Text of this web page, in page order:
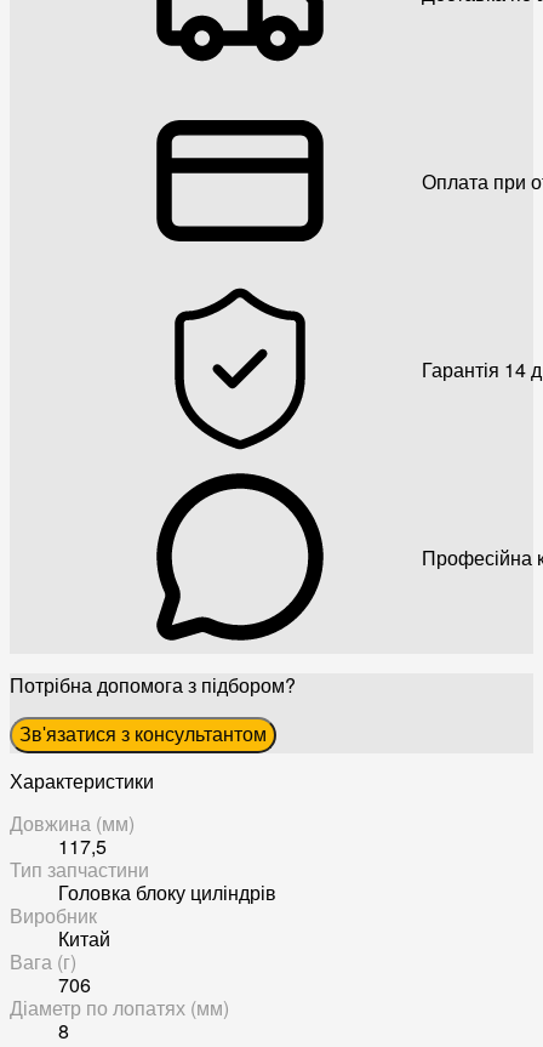
Оплата при
Гарантія 14
Професійна
Потрібна допомога з підбором?
Зв'язатися з консультантом
Характеристики
Довжина (мм)
117,5
Тип запчастини
Головка блоку циліндрів
Виробник
Китай
Вага (г)
706
Діаметр по лопатях (мм)
8